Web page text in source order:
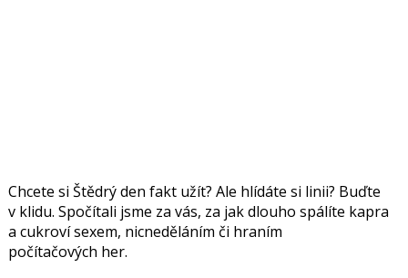
Chcete si Štědrý den fakt užít? Ale hlídáte si linii? Buďte
v klidu. Spočítali jsme za vás, za jak dlouho spálíte kapra
a cukroví sexem, nicneděláním či hraním
počítačových her.